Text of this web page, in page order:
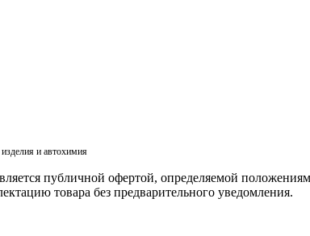
и автохимия
публичной офертой, определяемой
товара без предварительного уведомления.